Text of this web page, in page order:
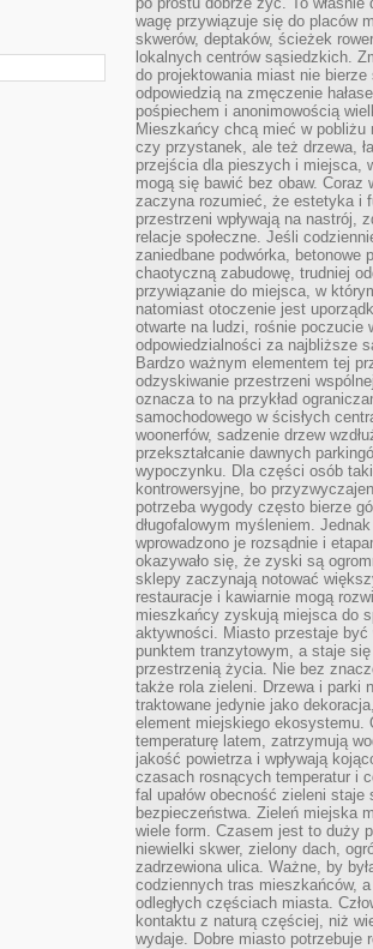
wagę przywiązuje się do placów
skwerów, deptaków, ścieżek
lokalnych centrów sąsiedzkich.
do projektowania miast nie
odpowiedzią na zmęczenie
pośpiechem i anonimowością
Mieszkańcy chcą mieć w pobliżu
czy przystanek, ale też drzewa,
przejścia dla pieszych i miejsca,
mogą się bawić bez obaw. Coraz
zaczyna rozumieć, że estetyka i
przestrzeni wpływają na nastrój,
relacje społeczne. Jeśli
zaniedbane podwórka, betonowe
chaotyczną zabudowę, trudniej
przywiązanie do miejsca, w
natomiast otoczenie jest
otwarte na ludzi, rośnie poczucie
odpowiedzialności za najbliższe
Bardzo ważnym elementem tej
odzyskiwanie przestrzeni
oznacza to na przykład
samochodowego w ścisłych
woonerfów, sadzenie drzew
przekształcanie dawnych
wypoczynku. Dla części osób
kontrowersyjne, bo
potrzeba wygody często bierze
długofalowym myśleniem.
wprowadzono je rozsądnie i
okazywało się, że zyski są
sklepy zaczynają notować
restauracje i kawiarnie mogą
mieszkańcy zyskują miejsca do
aktywności. Miasto przestaje być
punktem tranzytowym, a staje się
przestrzenią życia. Nie bez
także rola zieleni. Drzewa i parki
traktowane jedynie jako
element miejskiego ekosystemu.
temperaturę latem, zatrzymują
jakość powietrza i wpływają
czasach rosnących temperatur i
fal upałów obecność zieleni
bezpieczeństwa. Zieleń miejska
wiele form. Czasem jest to duży
niewielki skwer, zielony dach,
zadrzewiona ulica. Ważne, by
codziennych tras mieszkańców,
odległych częściach miasta.
kontaktu z naturą częściej, niż
wydaje. Dobre miasto potrzebuje